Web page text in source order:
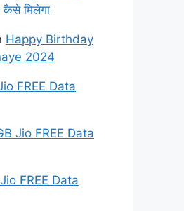
मिलेगा
Happy Birthday
2024
FREE Data
Jio FREE Data
FREE Data